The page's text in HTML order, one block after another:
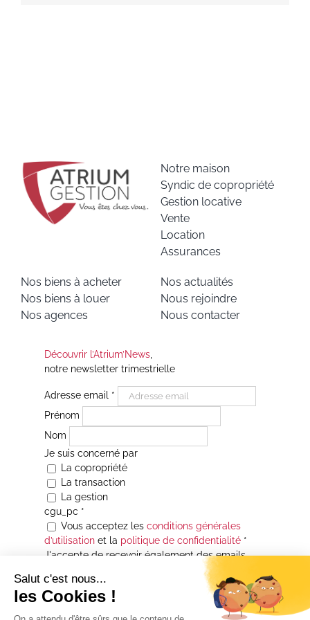
Notre maison
Syndic de copropriété
Gestion locative
Vente
Location
Assurances
Nos biens à acheter
Nos biens à louer
Nos agences
Nos actualités
Nous rejoindre
Nous contacter
Découvrir l’Atrium’News,
notre newsletter trimestrielle
Adresse email *
Prénom
Nom
Je suis concerné par
La copropriété
La transaction
La gestion
cgu_pc *
Vous acceptez les conditions générales
d’utilisationet la politique de confidentialité*
J'accepte de recevoir également des emails
Je souhaite être informé(e) de toutes les
actualités immobilières des agences de la
Maison Atrium Gestion. À tout moment, vous
pourrez utiliser le lien de désabonnement